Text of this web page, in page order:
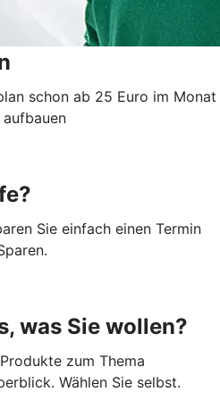
schon ab 25 Euro im Monat
Sie einfach einen Termin
was Sie wollen?
zum Thema
Wählen Sie selbst.